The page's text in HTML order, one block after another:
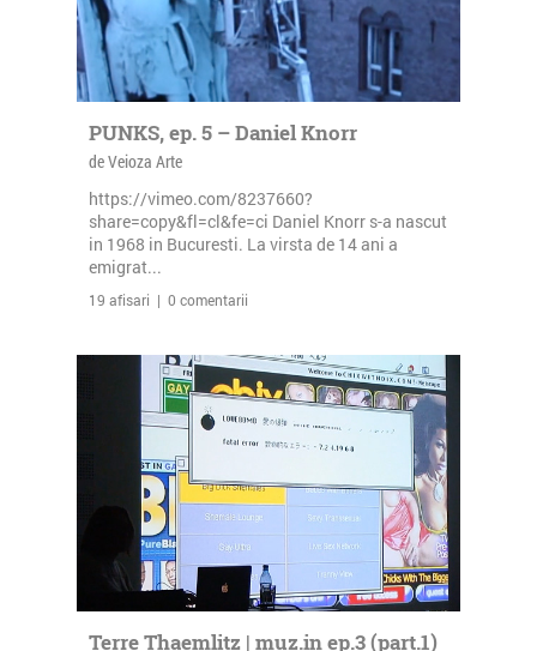
PUNKS, ep. 5 – Daniel Knorr
de Veioza Arte
https://vimeo.com/8237660?
share=copy&fl=cl&fe=ci Daniel Knorr s-a nascut
in 1968 in Bucuresti. La virsta de 14 ani a
emigrat...
19 afisari | 0 comentarii
Terre Thaemlitz | muz.in ep.3 (part.1)